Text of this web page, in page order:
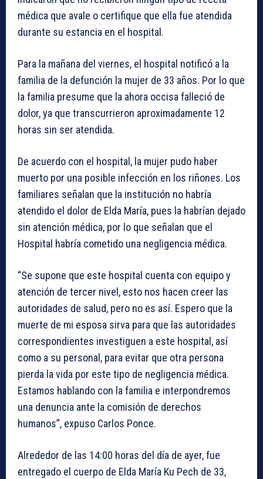
médica que avale o certifique que ella fue atendida
durante su estancia en el hospital.
Para la mañana del viernes, el hospital notificó a la
familia de la defunción la mujer de 33 años. Por lo que
la familia presume que la ahora occisa falleció de
dolor, ya que transcurrieron aproximadamente 12
horas sin ser atendida.
De acuerdo con el hospital, la mujer pudo haber
muerto por una posible infección en los riñones. Los
familiares señalan que la institución no habría
atendido el dolor de Elda María, pues la habrían dejado
sin atención médica, por lo que señalan que el
Hospital habría cometido una negligencia médica.
“Se supone que este hospital cuenta con equipo y
atención de tercer nivel, esto nos hacen creer las
autoridades de salud, pero no es así. Espero que la
muerte de mi esposa sirva para que las autoridades
correspondientes investiguen a este hospital, así
como a su personal, para evitar que otra persona
pierda la vida por este tipo de negligencia médica.
Estamos hablando con la familia e interpondremos
una denuncia ante la comisión de derechos
humanos”, expuso Carlos Ponce.
Alrededor de las 14:00 horas del día de ayer, fue
entregado el cuerpo de Elda María Ku Pech de 33,